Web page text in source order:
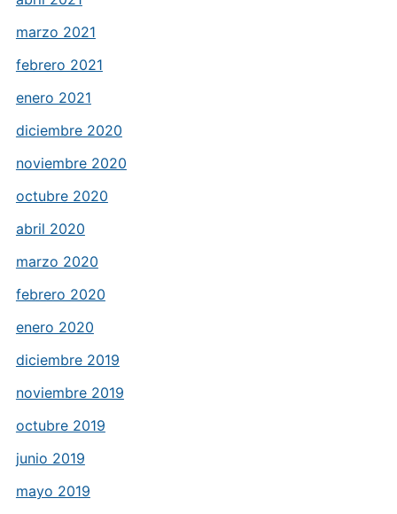
marzo 2021
febrero 2021
enero 2021
diciembre 2020
noviembre 2020
octubre 2020
abril 2020
marzo 2020
febrero 2020
enero 2020
diciembre 2019
noviembre 2019
octubre 2019
junio 2019
mayo 2019